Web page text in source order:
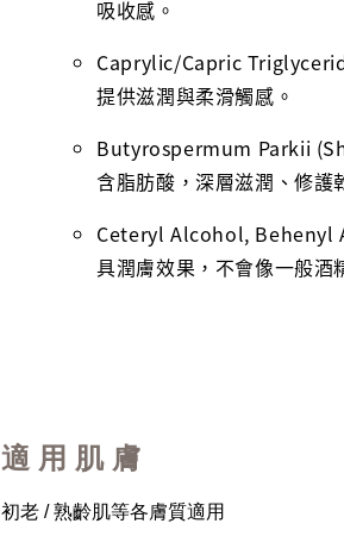
吸收感。
Caprylic/Capric
提供滋潤與柔滑觸感。
Butyrospermum Parkii
含脂肪酸，深層滋潤、修護
Ceteryl Alcohol, Behenyl
具潤膚效果，不會像一般酒
適 用 肌 膚
初老 / 熟齡肌等各膚質適用